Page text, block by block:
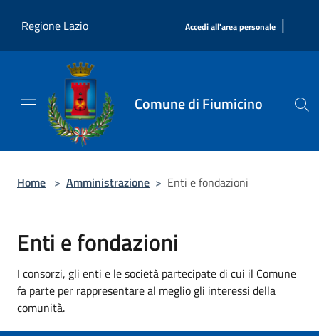
Regione Lazio
Accedi all'area personale |
Comune di Fiumicino
Home > Amministrazione > Enti e fondazioni
Enti e fondazioni
I consorzi, gli enti e le società partecipate di cui il Comune
fa parte per rappresentare al meglio gli interessi della
comunità.